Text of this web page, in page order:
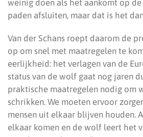
weinig doen als het aankomt op
paden afsluiten, maar dat is het
Van der Schans roept daarom de
op om snel met maatregelen te
eerlijkheid: het verlagen van de
status van de wolf gaat nog jaren
praktische maatregelen nodig om
schrikken. We moeten ervoor
mensen uit elkaar blijven houden.
elkaar komen en de wolf leert het